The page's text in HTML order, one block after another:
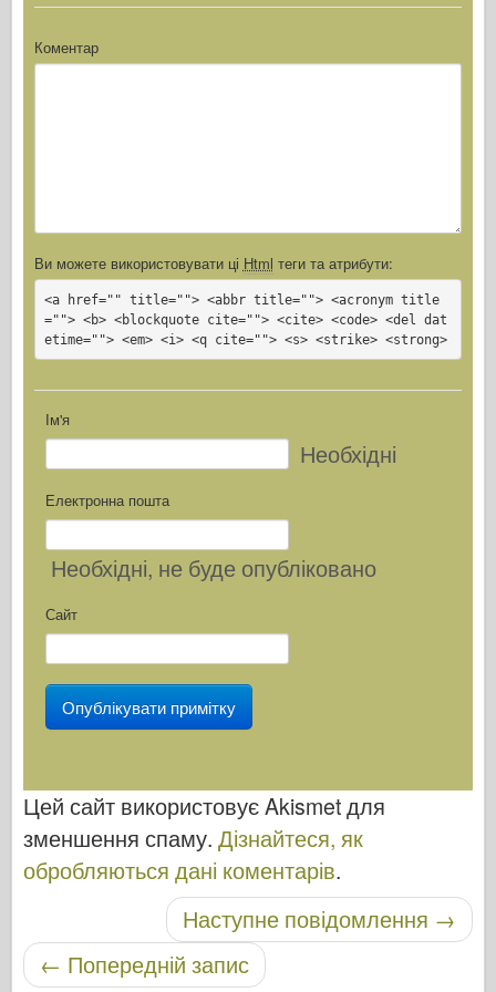
Коментар
Ви можете використовувати ці Html теги та атрибути:
<a href="" title=""> <abbr title=""> <acronym title
=""> <b> <blockquote cite=""> <cite> <code> <del dat
etime=""> <em> <i> <q cite=""> <s> <strike> <strong>
Ім'я
Необхідні
Електронна пошта
Необхідні, не буде опубліковано
Сайт
Цей сайт використовує Akismet для
зменшення спаму. Дізнайтеся, як
обробляються дані коментарів.
Навігація по постуНаступне повідомлення →
← Попередній запис